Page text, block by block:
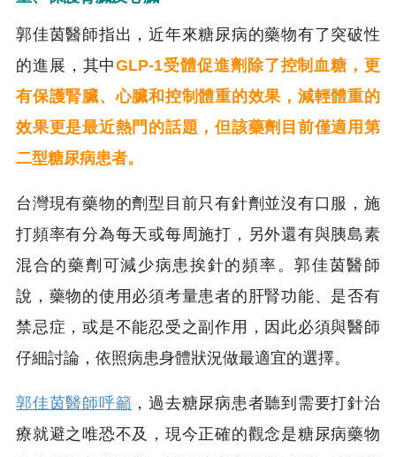
郭佳茵醫師指出，近年來糖尿病的藥物有了突破性
的進展，其中GLP-1受體促進劑除了控制血糖，更
有保護腎臟、心臟和控制體重的效果，減輕體重的
效果更是最近熱門的話題，但該藥劑目前僅適用第
二型糖尿病患者。
台灣現有藥物的劑型目前只有針劑並沒有口服，施
打頻率有分為每天或每周施打，另外還有與胰島素
混合的藥劑可減少病患挨針的頻率。郭佳茵醫師
說，藥物的使用必須考量患者的肝腎功能、是否有
禁忌症，或是不能忍受之副作用，因此必須與醫師
仔細討論，依照病患身體狀況做最適宜的選擇。
郭佳茵醫師呼籲 ，過去糖尿病患者聽到需要打針治
療就避之唯恐不及，現今正確的觀念是糖尿病藥物